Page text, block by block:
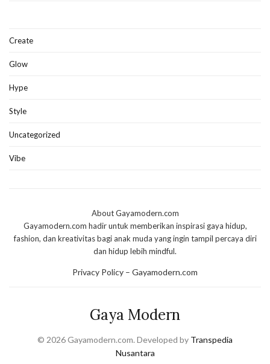
Create
Glow
Hype
Style
Uncategorized
Vibe
About Gayamodern.com
Gayamodern.com hadir untuk memberikan inspirasi gaya hidup,
fashion, dan kreativitas bagi anak muda yang ingin tampil percaya diri
dan hidup lebih mindful.
Privacy Policy – Gayamodern.com
Gaya Modern
© 2026 Gayamodern.com. Developed by Transpedia
Nusantara